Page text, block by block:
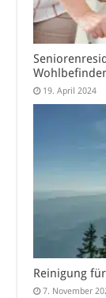
19. April 2024
Reinigung
7. November